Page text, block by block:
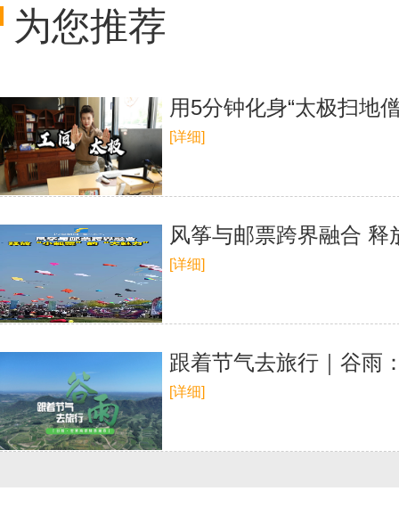
为您推荐
用5分钟化身“太极扫地
[详细]
风筝与邮票跨界融合 释
[详细]
跟着节气去旅行｜谷雨
[详细]